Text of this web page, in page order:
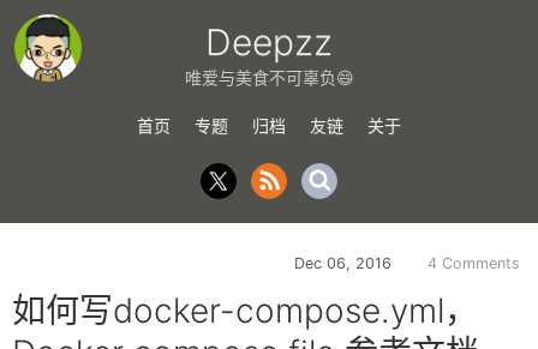
Deepzz
唯爱与美食不可辜负😄
首页 专题 归档 友链 关于
Dec 06, 2016 4 Comments
如何写docker-compose.yml，